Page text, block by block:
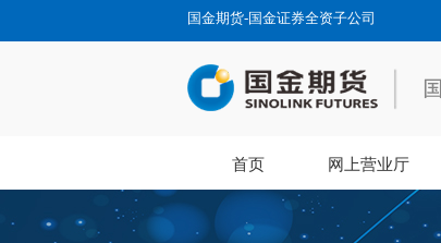
国金期货-国金证券全资子公司
首页 网上营业厅